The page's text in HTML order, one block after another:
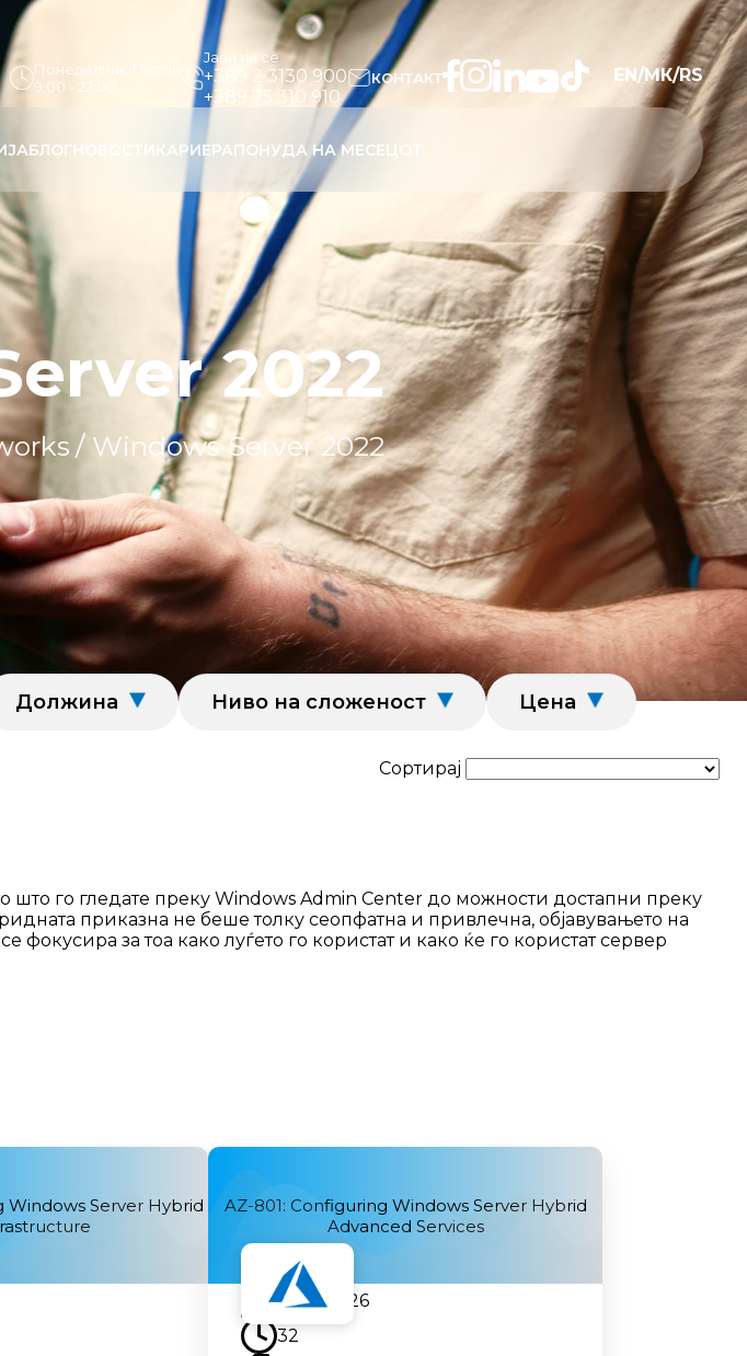
Понеделник-Петок
9:00 - 22:00
Јави ни се
+389 2 3130 900
+389 75 310 910
КОНТАКТ EN/МК/RS
БЛОГНОВОСТИ КАРИЕРАПОНУДА НА МЕСЕЦОТ
2022
/ Windows Server 2022
Должина Ниво на сложеност Цена
Сортирај
го гледате преку Windows Admin Center до можности достапни преку
приказна не беше толку сеопфатна и привлечна, објавувањето на
за тоа како луѓето го користат и како ќе го користат сервер
Windows Server Hybrid
AZ-801: Configuring Windows Server Hybrid
Advanced Services
24.08.2026
32